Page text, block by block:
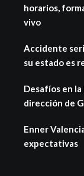
horarios,
vivo
Accidente
su estado es
Desafíos en la
dirección de
Enner
expectativas